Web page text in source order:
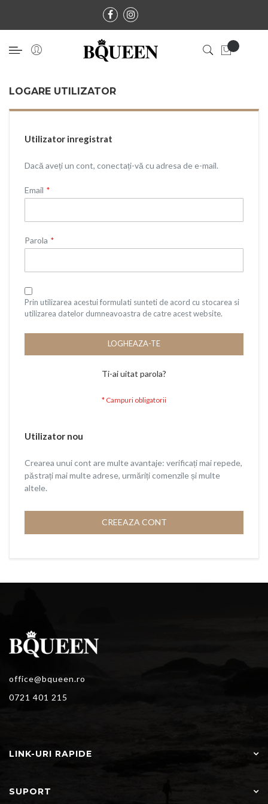
LOGARE UTILIZATOR
Utilizator inregistrat
Dacă aveți un cont, conectați-vă cu adresa de e-mail.
Email
Parola
Prin utilizarea acestui formulati sunteti de acord cu stocarea si
utilizarea datelor dumneavoastra de catre acest website.
LOGHEAZA-TE
Ti-ai uitat parola?
Utilizator nou
Crearea unui cont are multe avantaje: verificați mai repede,
păstrați mai multe adrese, urmăriți comenzile și multe
altele.
CREEAZA CONT
office@bqueen.ro
0721 401 215
LINK-URI RAPIDE
SUPORT